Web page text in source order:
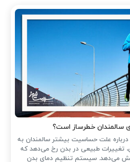
سالمندان خطرساز است؟
علت حساسیت بیشتر سالمندان به
تغییرات طبیعی در بدن رخ می‌دهد که
کاهش می‌دهد. سیستم تنظیم دمای بدن